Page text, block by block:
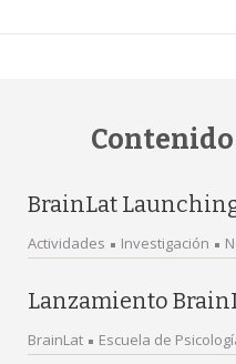
BrainLat
Actividades Investigación
Lanzamiento
BrainLat Escuela de